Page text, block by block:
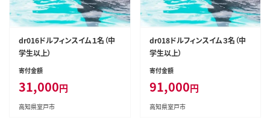
dr016ドルフィンスイム１名（中
学生以上）
寄付金額
31,000円
高知県室戸市
dr018ドルフィンスイム３名（中
学生以上）
寄付金額
91,000円
高知県室戸市